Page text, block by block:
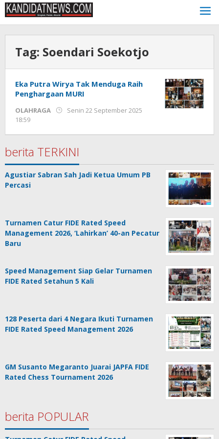
Lewati
ke
konten
Tag: Soendari Soekotjo
Eka Putra Wirya Tak Menduga Raih
Penghargaan MURI
OLAHRAGA
Senin 22 September 2025
18:59
Jackson
berita TERKINI
Agustiar Sabran Sah Jadi Ketua Umum PB
Percasi
Turnamen Catur FIDE Rated Speed
Management 2026, ‘Lahirkan’ 40-an Pecatur
Baru
Speed Management Siap Gelar Turnamen
FIDE Rated Setahun 5 Kali
128 Peserta dari 4 Negara Ikuti Turnamen
FIDE Rated Speed Management 2026
GM Susanto Megaranto Juarai JAPFA FIDE
Rated Chess Tournament 2026
berita POPULAR